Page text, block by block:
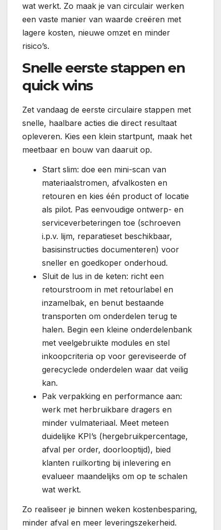
wat werkt. Zo maak je van circulair werken
een vaste manier van waarde creëren met
lagere kosten, nieuwe omzet en minder
risico’s.
Snelle eerste stappen en
quick wins
Zet vandaag de eerste circulaire stappen met
snelle, haalbare acties die direct resultaat
opleveren. Kies een klein startpunt, maak het
meetbaar en bouw van daaruit op.
Start slim: doe een mini-scan van
materiaalstromen, afvalkosten en
retouren en kies één product of locatie
als pilot. Pas eenvoudige ontwerp- en
serviceverbeteringen toe (schroeven
i.p.v. lijm, reparatieset beschikbaar,
basisinstructies documenteren) voor
sneller en goedkoper onderhoud.
Sluit de lus in de keten: richt een
retourstroom in met retourlabel en
inzamelbak, en benut bestaande
transporten om onderdelen terug te
halen. Begin een kleine onderdelenbank
met veelgebruikte modules en stel
inkoopcriteria op voor gereviseerde of
gerecyclede onderdelen waar dat veilig
kan.
Pak verpakking en performance aan:
werk met herbruikbare dragers en
minder vulmateriaal. Meet meteen
duidelijke KPI’s (hergebruikpercentage,
afval per order, doorlooptijd), bied
klanten ruilkorting bij inlevering en
evalueer maandelijks om op te schalen
wat werkt.
Zo realiseer je binnen weken kostenbesparing,
minder afval en meer leveringszekerheid.